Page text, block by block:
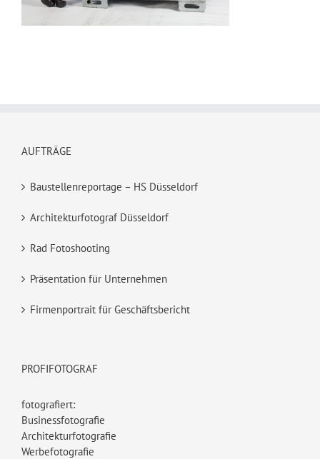
AUFTRÄGE
Baustellenreportage – HS Düsseldorf
Architekturfotograf Düsseldorf
Rad Fotoshooting
Präsentation für Unternehmen
Firmenportrait für Geschäftsbericht
PROFIFOTOGRAF
fotografiert:
Businessfotografie
Architekturfotografie
Werbefotografie